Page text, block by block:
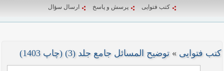
کتب فتوایی پرسش و پاسخ ارسال سؤال
کتب فتوایی » توضیح المسائل جامع جلد (3) (چاپ 1403)